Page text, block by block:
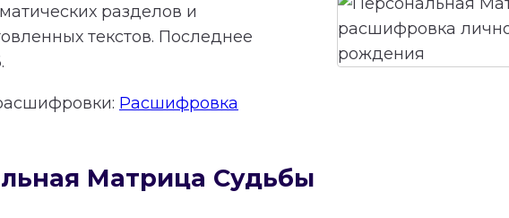
разделов и
текстов. Последнее
Расшифровка
Матрица Судьбы